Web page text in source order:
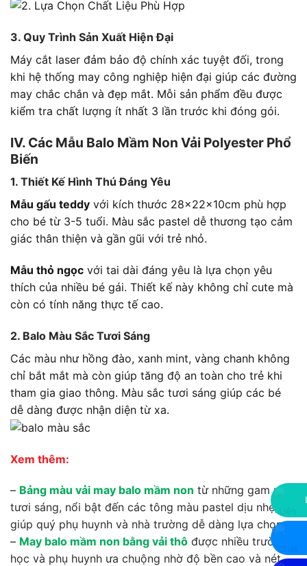
3. Quy Trình Sản Xuất Hiện Đại
Máy cắt laser đảm bảo độ chính xác tuyệt đối, trong
khi hệ thống may công nghiệp hiện đại giúp các đường
may chắc chắn và đẹp mắt. Mỗi sản phẩm đều được
kiểm tra chất lượng ít nhất 3 lần trước khi đóng gói.
IV. Các Mẫu Balo Mầm Non Vải Polyester Phổ
Biến
1. Thiết Kế Hình Thú Đáng Yêu
Mẫu gấu teddy với kích thước 28x22x10cm phù hợp
cho bé từ 3-5 tuổi. Màu sắc pastel dễ thương tạo cảm
giác thân thiện và gần gũi với trẻ nhỏ.
Mẫu thỏ ngọc với tai dài đáng yêu là lựa chọn yêu
thích của nhiều bé gái. Thiết kế này không chỉ cute mà
còn có tính năng thực tế cao.
2. Balo Màu Sắc Tươi Sáng
Các màu như hồng đào, xanh mint, vàng chanh không
chỉ bắt mắt mà còn giúp tăng độ an toàn cho trẻ khi
tham gia giao thông. Màu sắc tươi sáng giúp các bé
dễ dàng được nhận diện từ xa.
Xem thêm:
– Bảng màu vải may balo mầm non từ những gam màu
tươi sáng, nổi bật đến các tông màu pastel dịu nhẹ,
giúp quý phụ huynh và nhà trường dễ dàng lựa chọn.
– May balo mầm non bằng vải thô được nhiều trường
học và phụ huynh ưa chuộng nhờ độ bền cao và nét